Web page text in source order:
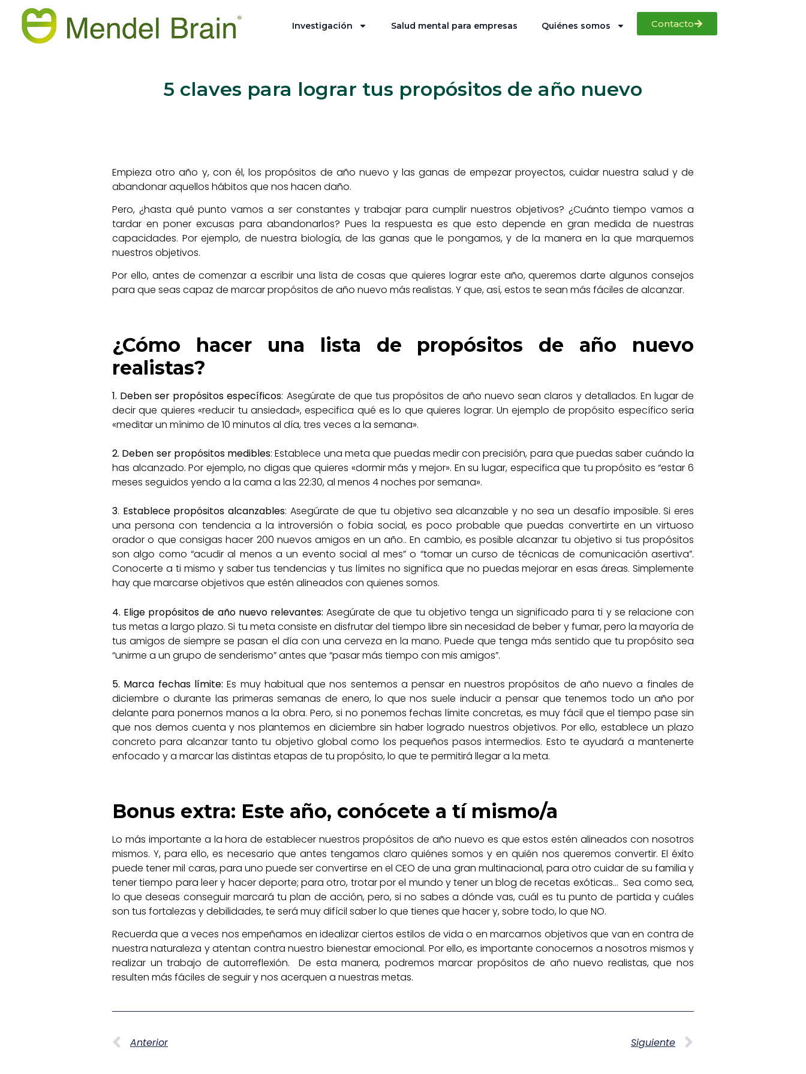
Investigación Salud mental para empresas Quiénes somos Contacto
5 claves para lograr tus propósitos de año nuevo
Empieza otro año y, con él, los propósitos de año nuevo y las ganas de empezar proyectos, cuidar nuestra salud y de
abandonar aquellos hábitos que nos hacen daño.
Pero, ¿hasta qué punto vamos a ser constantes y trabajar para cumplir nuestros objetivos? ¿Cuánto tiempo vamos a
tardar en poner excusas para abandonarlos? Pues la respuesta es que esto depende en gran medida de nuestras
capacidades. Por ejemplo, de nuestra biología, de las ganas que le pongamos, y de la manera en la que marquemos
nuestros objetivos.
Por ello, antes de comenzar a escribir una lista de cosas que quieres lograr este año, queremos darte algunos consejos
para que seas capaz de marcar propósitos de año nuevo más realistas. Y que, así, estos te sean más fáciles de alcanzar.
¿Cómo hacer una lista de propósitos de año nuevo
realistas?
1. Deben ser propósitos específicos: Asegúrate de que tus propósitos de año nuevo sean claros y detallados. En lugar de
decir que quieres «reducir tu ansiedad», especifica qué es lo que quieres lograr. Un ejemplo de propósito específico sería
«meditar un mínimo de 10 minutos al día, tres veces a la semana».
2. Deben ser propósitos medibles: Establece una meta que puedas medir con precisión, para que puedas saber cuándo la
has alcanzado. Por ejemplo, no digas que quieres «dormir más y mejor». En su lugar, especifica que tu propósito es “estar 6
meses seguidos yendo a la cama a las 22:30, al menos 4 noches por semana».
3. Establece propósitos alcanzables: Asegúrate de que tu objetivo sea alcanzable y no sea un desafío imposible. Si eres
una persona con tendencia a la introversión o fobia social, es poco probable que puedas convertirte en un virtuoso
orador o que consigas hacer 200 nuevos amigos en un año.. En cambio, es posible alcanzar tu objetivo si tus propósitos
son algo como “acudir al menos a un evento social al mes” o “tomar un curso de técnicas de comunicación asertiva”.
Conocerte a ti mismo y saber tus tendencias y tus límites no significa que no puedas mejorar en esas áreas. Simplemente
hay que marcarse objetivos que estén alineados con quienes somos.
4. Elige propósitos de año nuevo relevantes:Asegúrate de que tu objetivo tenga un significado para ti y se relacione con
tus metas a largo plazo. Si tu meta consiste en disfrutar del tiempo libre sin necesidad de beber y fumar, pero la mayoría de
tus amigos de siempre se pasan el día con una cerveza en la mano. Puede que tenga más sentido que tu propósito sea
“unirme a un grupo de senderismo” antes que “pasar más tiempo con mis amigos”.
5. Marca fechas límite:Es muy habitual que nos sentemos a pensar en nuestros propósitos de año nuevo a finales de
diciembre o durante las primeras semanas de enero, lo que nos suele inducir a pensar que tenemos todo un año por
delante para ponernos manos a la obra. Pero, si no ponemos fechas límite concretas, es muy fácil que el tiempo pase sin
que nos demos cuenta y nos plantemos en diciembre sin haber logrado nuestros objetivos. Por ello, establece un plazo
concreto para alcanzar tanto tu objetivo global como los pequeños pasos intermedios. Esto te ayudará a mantenerte
enfocado y a marcar las distintas etapas de tu propósito, lo que te permitirá llegar a la meta.
Bonus extra: Este año, conócete a tí mismo/a
Lo más importante a la hora de establecer nuestros propósitos de año nuevo es que estos estén alineados con nosotros
mismos. Y, para ello, es necesario que antes tengamos claro quiénes somos y en quién nos queremos convertir. El éxito
puede tener mil caras, para uno puede ser convertirse en el CEO de una gran multinacional, para otro cuidar de su familia y
tener tiempo para leer y hacer deporte; para otro, trotar por el mundo y tener un blog de recetas exóticas… Sea como sea,
lo que deseas conseguir marcará tu plan de acción, pero, si no sabes a dónde vas, cuál es tu punto de partida y cuáles
son tus fortalezas y debilidades, te será muy difícil saber lo que tienes que hacer y, sobre todo, lo que NO.
Recuerda que a veces nos empeñamos en idealizar ciertos estilos de vida o en marcarnos objetivos que van en contra de
nuestra naturaleza y atentan contra nuestro bienestar emocional. Por ello, es importante conocernos a nosotros mismos y
realizar un trabajo de autorreflexión. De esta manera, podremos marcar propósitos de año nuevo realistas, que nos
resulten más fáciles de seguir y nos acerquen a nuestras metas.
Anterior Siguiente